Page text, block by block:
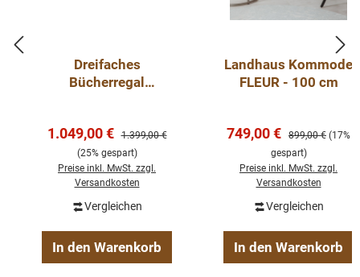
Dreifaches
Bücherregal
individuell &
hochwertig weiss
Verkaufspreis:
1.049,00 € Regulärer Preis:
1.399,00 €
(25% gespart)
Preise inkl. MwSt. zzgl.
Versandkosten
Vergleichen
In den Warenkorb
Landhaus Kommode
FLEUR - 100 cm
Verkaufspreis:
749,00 € Regulärer Preis:
899,00 € (17%
gespart)
Preise inkl. MwSt. zzgl.
Versandkosten
Vergleichen
In den Warenkorb